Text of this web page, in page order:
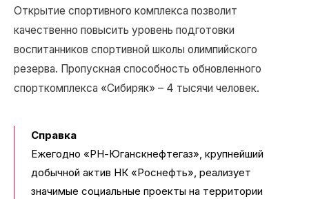
Открытие спортивного комплекса позволит
качественно повысить уровень подготовки
воспитанников спортивной школы олимпийского
резерва. Пропускная способность обновленного
спорткомплекса «Сибиряк» – 4 тысячи человек.
Справка
Ежегодно «РН-Юганскнефтегаз», крупнейший
добычной актив НК «Роснефть», реализует
значимые социальные проекты на территории